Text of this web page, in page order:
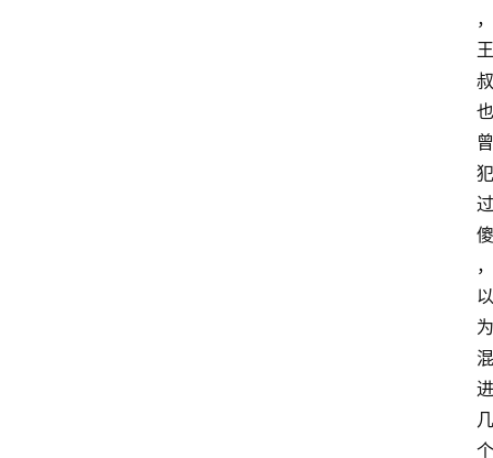
，
王
叔
也
曾
犯
过
傻
，
以
为
混
进
几
个